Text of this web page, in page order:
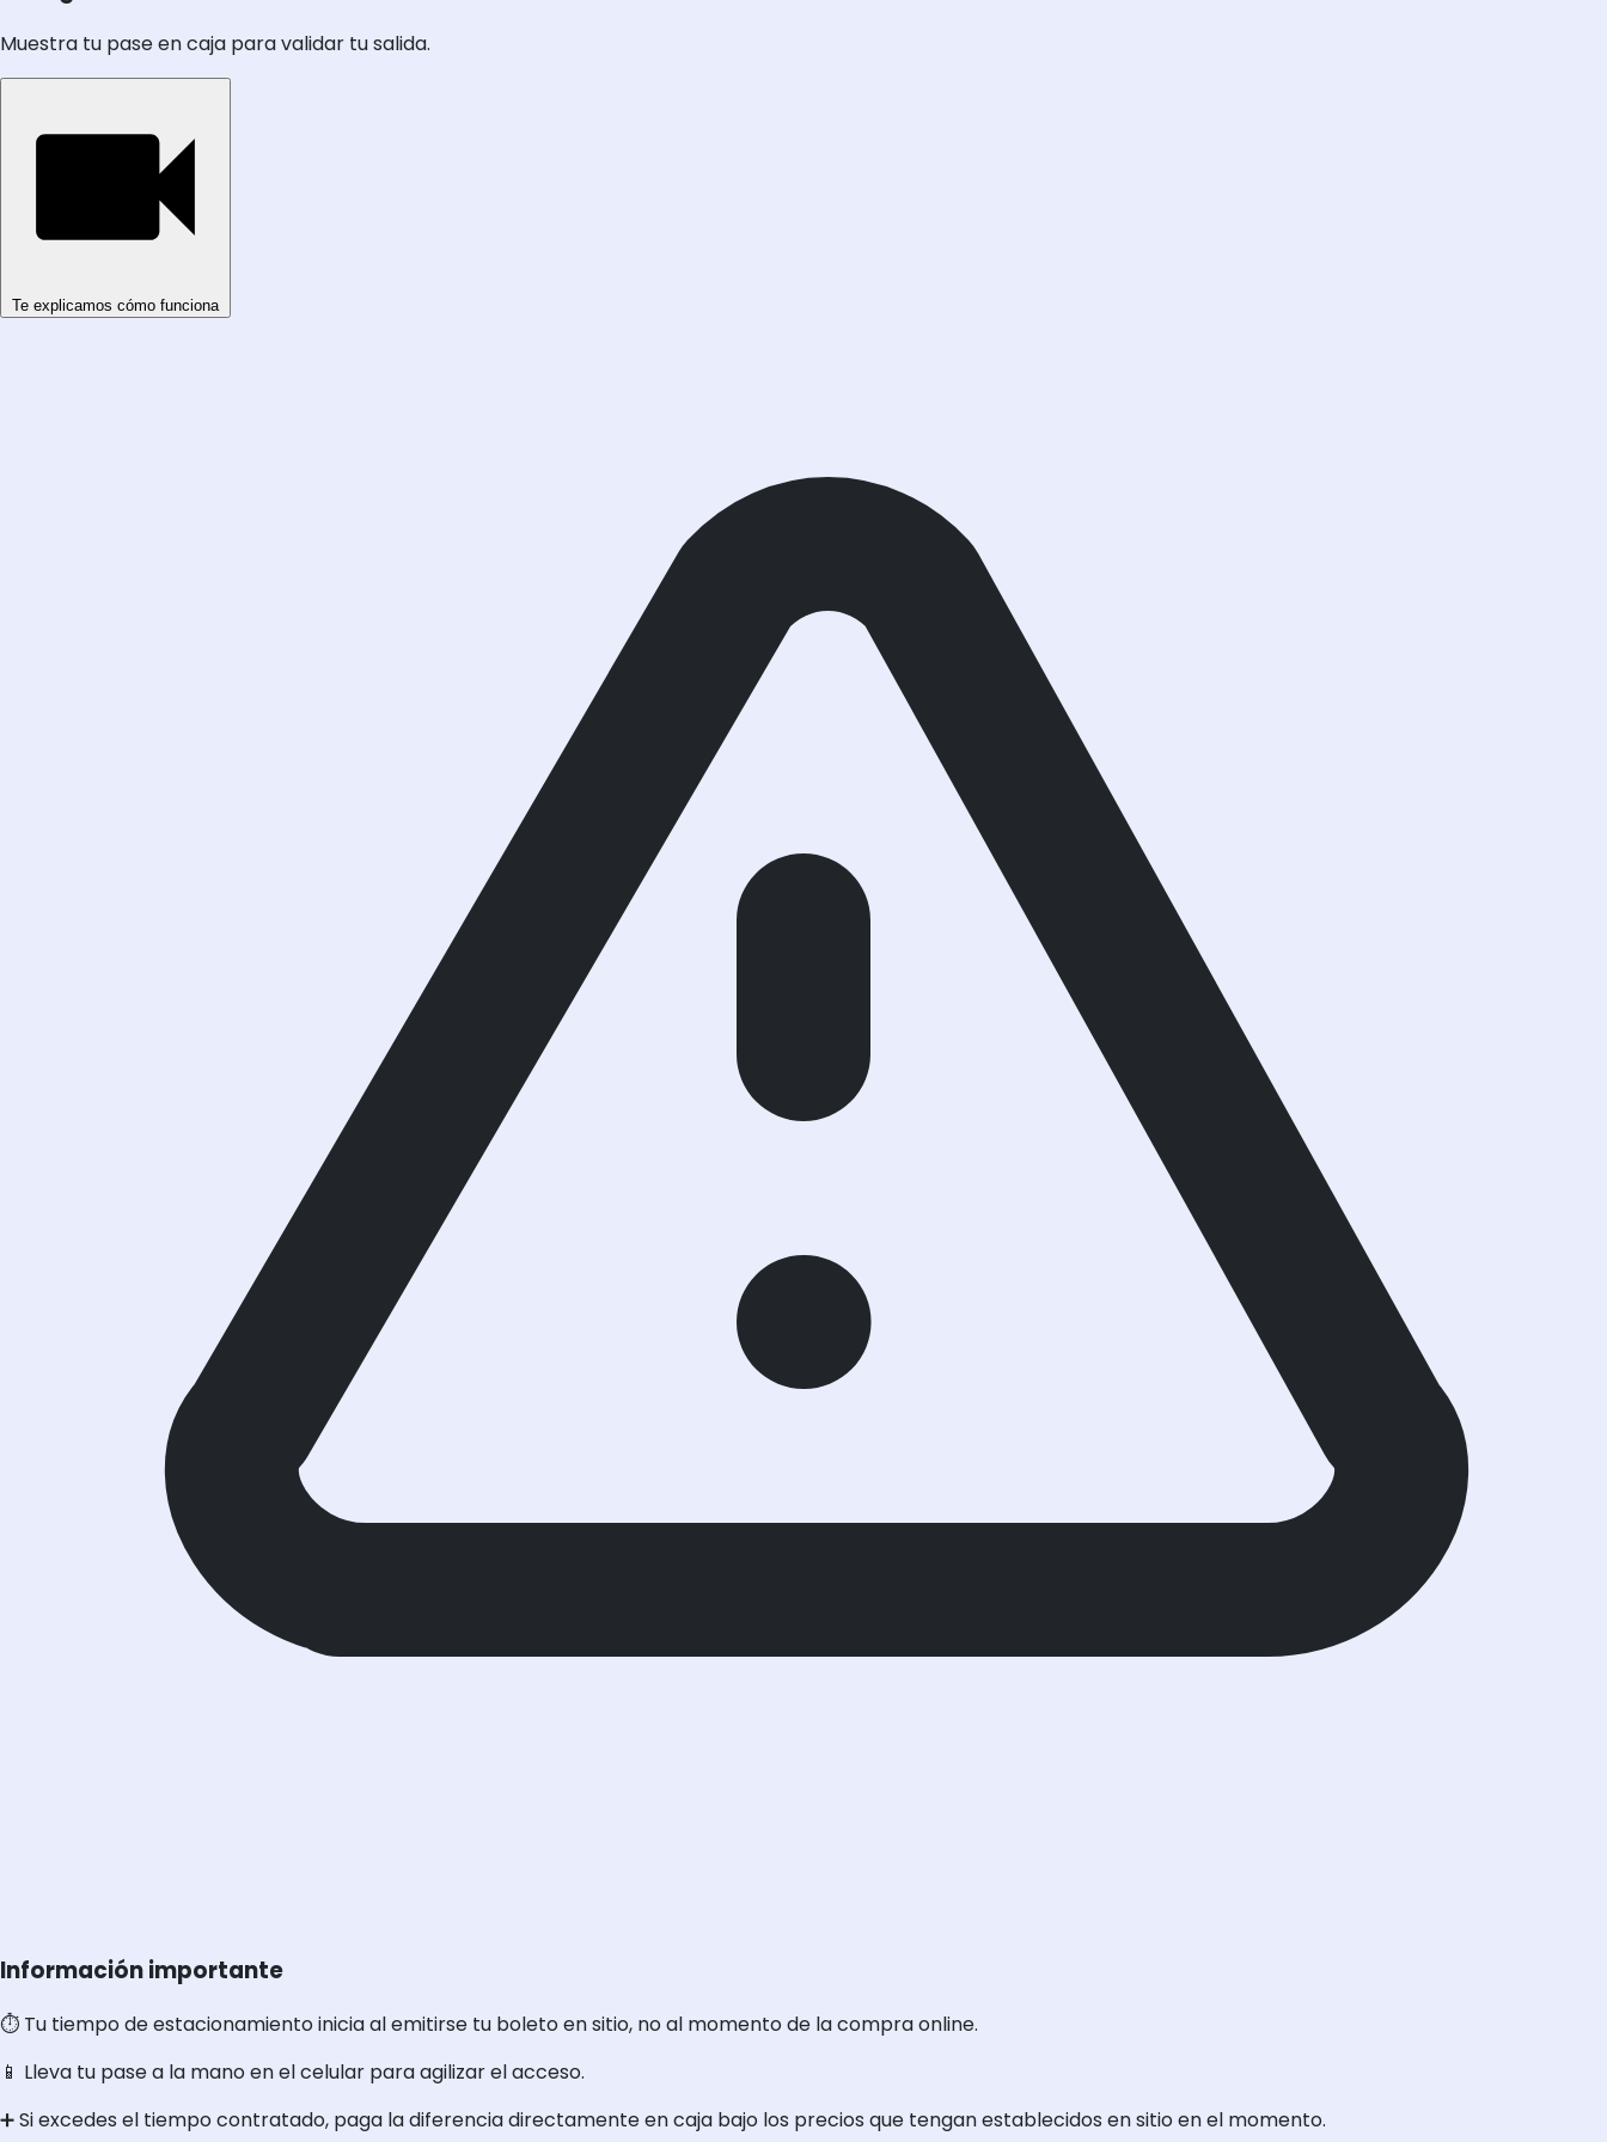
Muestra tu pase en caja para validar tu salida.
Te explicamos cómo funciona
Información importante
⏱️ Tu tiempo de estacionamiento inicia al emitirse tu boleto en sitio, no al momento de la compra online.
📱 Lleva tu pase a la mano en el celular para agilizar el acceso.
➕ Si excedes el tiempo contratado, paga la diferencia directamente en caja bajo los precios que tengan establecidos en sitio en el momento.